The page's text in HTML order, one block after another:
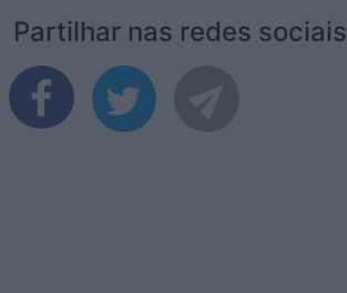
Partilhar nas redes sociais